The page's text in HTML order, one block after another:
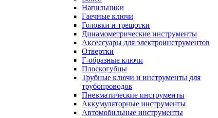
Напильники
Гаечные ключи
Головки и трещотки
Динамометрические инструменты
Аксессуары для электроинструментов
Отвертки
Г-образные ключи
Плоскогубцы
Трубные ключи и инструменты для
трубопроводов
Пневматические инструменты
Аккумуляторные инструменты
Автомобильные инструменты